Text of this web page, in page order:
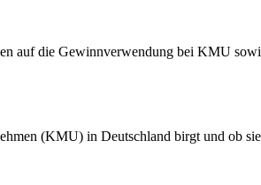
auf die Gewinnverwendung bei KMU
(KMU) in Deutschland birgt und ob